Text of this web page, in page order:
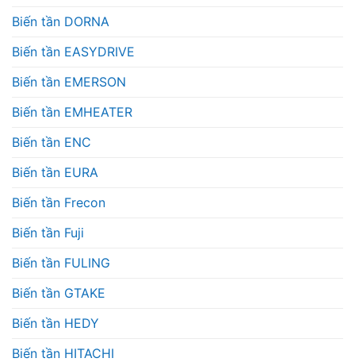
Biến tần DORNA
Biến tần EASYDRIVE
Biến tần EMERSON
Biến tần EMHEATER
Biến tần ENC
Biến tần EURA
Biến tần Frecon
Biến tần Fuji
Biến tần FULING
Biến tần GTAKE
Biến tần HEDY
Biến tần HITACHI